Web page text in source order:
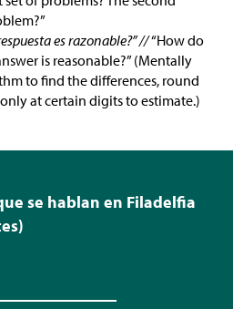
es razonable?” //“How do
is reasonable?” (Mentally
to find the differences, round
at certain digits to estimate.)
se hablan en Filadelfia